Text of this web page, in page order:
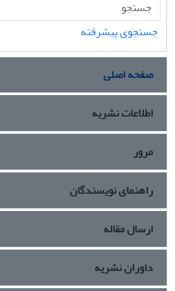
جستجوی پیشرفته
صفحه اصلی
اطلاعات نشریه
مرور
راهنمای نویسندگان
ارسال مقاله
داوران نشریه